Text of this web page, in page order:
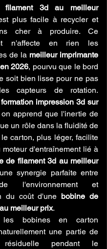
filament 3d au meilleur
plus facile à recycler et
cher à produire. Ce
n'affecte en rien les
de la meilleur imprimante
2026, pourvu que le bord
soit bien lisse pour ne pas
capteurs de rotation.
formation impression 3d sur
on apprend que l'inertie de
un rôle dans la fluidité de
carton, plus léger, facilite
moteur d'entraînement lié à
de filament 3d au meilleur
synergie parfaite entre
l'environnement et
du coût d'une bobine de
meilleur prix.
bobines en carton
une partie de
résiduelle pendant le